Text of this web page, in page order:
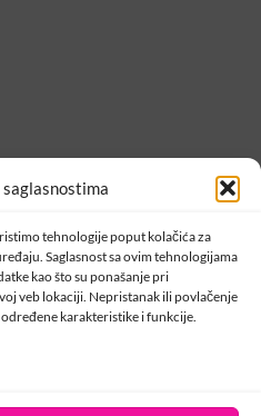
tehnologije poput kolačića za
Saglasnost sa ovim tehnologijama
kao što su ponašanje pri
veb lokaciji. Nepristanak ili povlačenje
karakteristike i funkcije.